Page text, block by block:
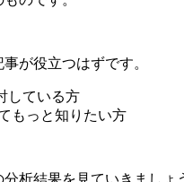
が役立つはずです。
している方
もっと知りたい方